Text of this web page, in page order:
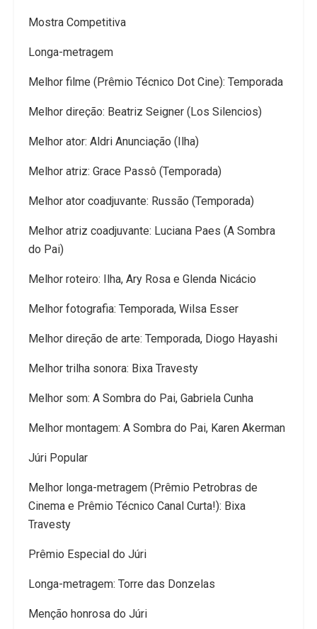
Mostra Competitiva
Longa-metragem
Melhor filme (Prêmio Técnico Dot Cine): Temporada
Melhor direção: Beatriz Seigner (Los Silencios)
Melhor ator: Aldri Anunciação (Ilha)
Melhor atriz: Grace Passô (Temporada)
Melhor ator coadjuvante: Russão (Temporada)
Melhor atriz coadjuvante: Luciana Paes (A Sombra
do Pai)
Melhor roteiro: Ilha, Ary Rosa e Glenda Nicácio
Melhor fotografia: Temporada, Wilsa Esser
Melhor direção de arte: Temporada, Diogo Hayashi
Melhor trilha sonora: Bixa Travesty
Melhor som: A Sombra do Pai, Gabriela Cunha
Melhor montagem: A Sombra do Pai, Karen Akerman
Júri Popular
Melhor longa-metragem (Prêmio Petrobras de
Cinema e Prêmio Técnico Canal Curta!): Bixa
Travesty
Prêmio Especial do Júri
Longa-metragem: Torre das Donzelas
Menção honrosa do Júri